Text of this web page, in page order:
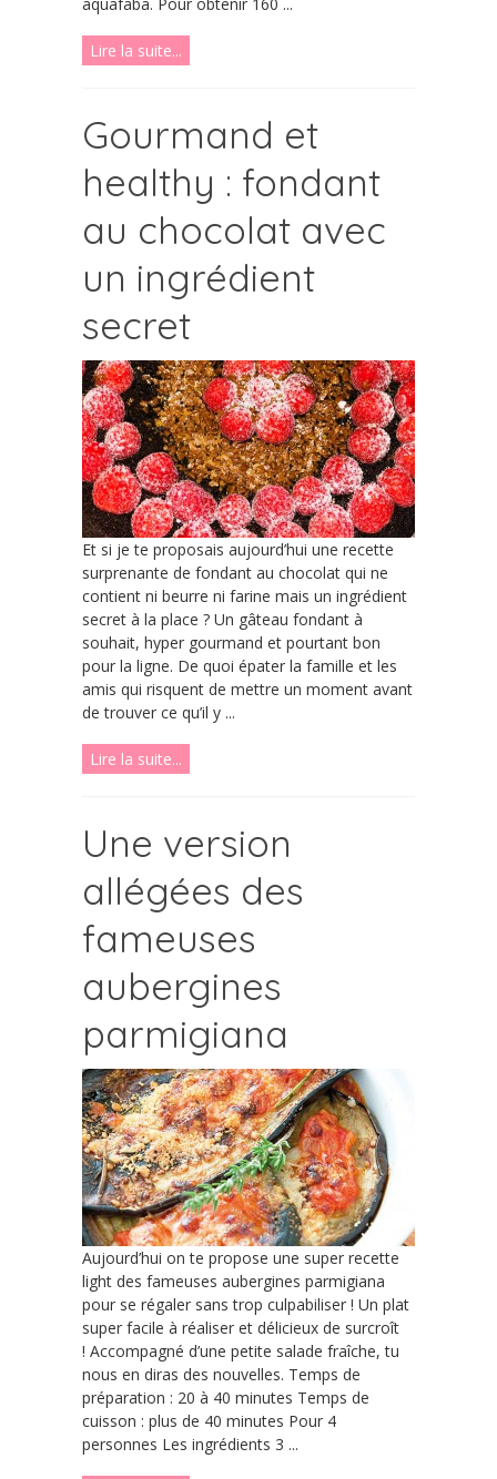
Lire la suite...
Gourmand et
healthy : fondant
au chocolat avec
un ingrédient
secret
Et si je te proposais aujourd’hui une recette
surprenante de fondant au chocolat qui ne
contient ni beurre ni farine mais un ingrédient
secret à la place ? Un gâteau fondant à
souhait, hyper gourmand et pourtant bon
pour la ligne. De quoi épater la famille et les
amis qui risquent de mettre un moment avant
de trouver ce qu’il y ...
Lire la suite...
Une version
allégées des
fameuses
aubergines
parmigiana
Aujourd’hui on te propose une super recette
light des fameuses aubergines parmigiana
pour se régaler sans trop culpabiliser ! Un plat
super facile à réaliser et délicieux de surcroît
! Accompagné d’une petite salade fraîche, tu
nous en diras des nouvelles. Temps de
préparation : 20 à 40 minutes Temps de
cuisson : plus de 40 minutes Pour 4
personnes Les ingrédients 3 ...